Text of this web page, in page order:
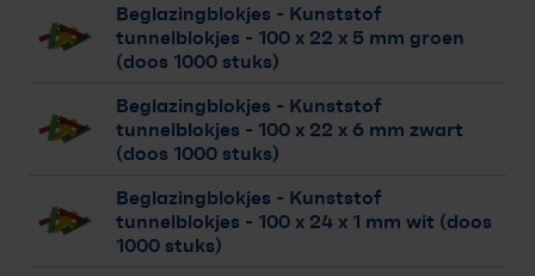
Beglazingblokjes - Kunststof
tunnelblokjes - 100 x 22 x 5 mm groen
(doos 1000 stuks)
Beglazingblokjes - Kunststof
tunnelblokjes - 100 x 22 x 6 mm zwart
(doos 1000 stuks)
Beglazingblokjes - Kunststof
tunnelblokjes - 100 x 24 x 1 mm wit (doos
1000 stuks)